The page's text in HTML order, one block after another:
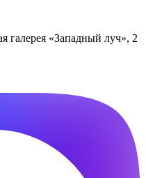
галерея «Западный луч», 2